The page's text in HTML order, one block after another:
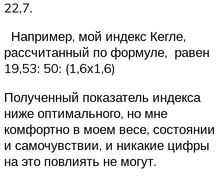
22,7.
Например, мой индекс Кегле,
рассчитанный по формуле, равен
19,53: 50: (1,6х1,6)
Полученный показатель индекса
ниже оптимального, но мне
комфортно в моем весе, состоянии
и самочувствии, и никакие цифры
на это повлиять не могут.